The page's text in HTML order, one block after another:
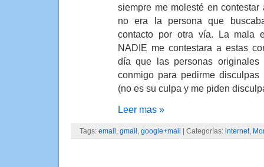
siempre me molesté en
no era la persona que
contacto por otra vía. La mala
NADIE me contestara a estas
día que las personas originales
conmigo para pedirme
(no es su culpa y me piden
Leer mas »
Tags: email , gmail , google+mail | Categorías: internet,